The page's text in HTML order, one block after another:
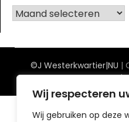
Wij respecteren
Wij gebruiken op deze
Achief
©J Westerkwartier|NU |